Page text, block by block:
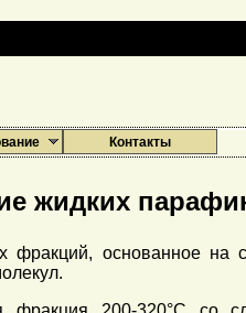
Контакты
жидких
основанное на